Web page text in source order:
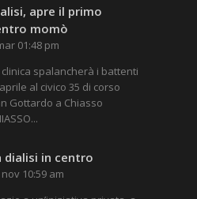
apre il primo
momò
01:48 pm
clinica spalancherà i battenti
al civico 35 di corso
Gottardo a Chiasso
dialisi in centro
10:59 am